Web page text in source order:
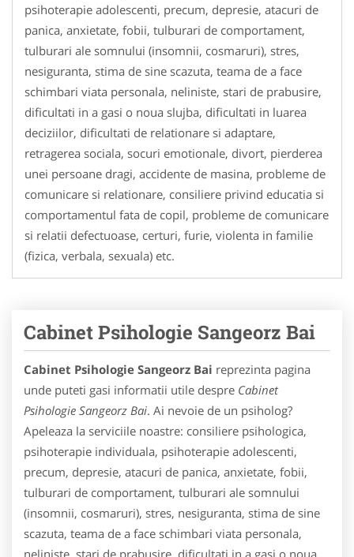
psihoterapie adolescenti, precum, depresie, atacuri de
panica, anxietate, fobii, tulburari de comportament,
tulburari ale somnului (insomnii, cosmaruri), stres,
nesiguranta, stima de sine scazuta, teama de a face
schimbari viata personala, neliniste, stari de prabusire,
dificultati in a gasi o noua slujba, dificultati in luarea
deciziilor, dificultati de relationare si adaptare,
retragerea sociala, socuri emotionale, divort, pierderea
unei persoane dragi, accidente de masina, probleme de
comunicare si relationare, consiliere privind educatia si
comportamentul fata de copil, probleme de comunicare
si relatii defectuoase, certuri, furie, violenta in familie
(fizica, verbala, sexuala) etc.
Cabinet Psihologie Sangeorz Bai
Cabinet Psihologie Sangeorz Bai reprezinta pagina
unde puteti gasi informatii utile despre Cabinet
Psihologie Sangeorz Bai. Ai nevoie de un psiholog?
Apeleaza la serviciile noastre: consiliere psihologica,
psihoterapie individuala, psihoterapie adolescenti,
precum, depresie, atacuri de panica, anxietate, fobii,
tulburari de comportament, tulburari ale somnului
(insomnii, cosmaruri), stres, nesiguranta, stima de sine
scazuta, teama de a face schimbari viata personala,
neliniste, stari de prabusire, dificultati in a gasi o noua